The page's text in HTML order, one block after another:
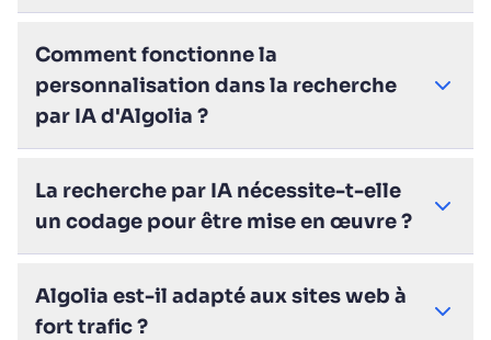
Comment fonctionne la
personnalisation dans la recherche
par IA d'Algolia ?
La recherche par IA nécessite-t-elle
un codage pour être mise en œuvre ?
Algolia est-il adapté aux sites web à
fort trafic ?